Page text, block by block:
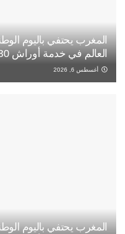
المغرب يحتفي باليوم
العالم في خدمة أوراش 2030”
أغسطس 6, 2026
المغرب يحتفي باليوم